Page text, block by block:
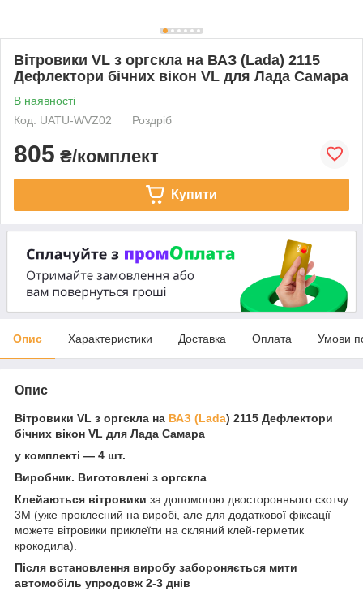
Вітровики VL з оргскла на ВАЗ (Lada) 2115
Дефлектори бічних вікон VL для Лада Самара
В наявності
Код: UATU-WVZ02
Роздріб
805 ₴/комплект
Купити
Опис Характеристики Доставка Оплата Умови
Опис
Вітровики VL з оргскла на ВАЗ (Lada) 2115 Дефлектори
бічних вікон VL для Лада Самара
у комплекті — 4 шт.
Виробник. Виготовлені з оргскла
Клейаються вітровики за допомогою двостороннього скотчу
3М (уже проклеєний на виробі, але для додаткової фіксації
можете вітровики приклеїти на скляний клей-герметик
крокодила).
Після встановлення виробу забороняється мити
автомобіль упродовж 2-3 днів